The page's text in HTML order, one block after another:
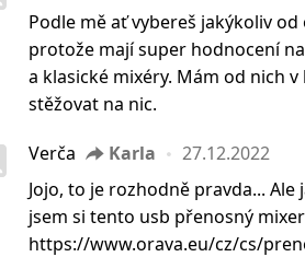
Podle mě ať vybereš jakýkoliv
protože mají super hodnocení
a klasické mixéry. Mám od nich
stěžovat na nic.
Verča Karla
27.12.2022
Jojo, to je rozhodně pravda...
jsem si tento usb přenosný mixer
https://www.orava.eu/cz/cs/